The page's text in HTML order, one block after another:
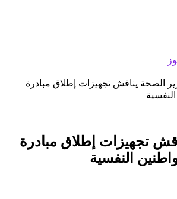
الصحة يناقش تجهيزات إطلاق مبادرة
تجهيزات إطلاق مبادرة
النفسية